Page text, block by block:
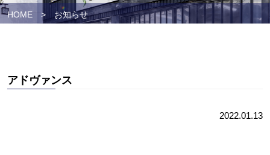
HOME > お知らせ
アドヴァンス
2022.01.13